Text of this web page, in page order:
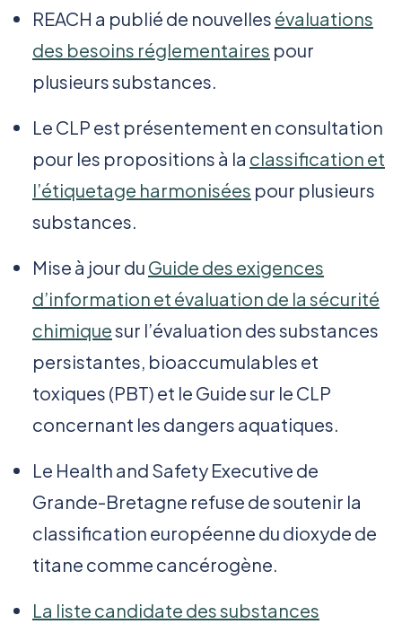
REACH a publié de nouvelles évaluations
des besoins réglementaires pour
plusieurs substances.
Le CLP est présentement en consultation
pour les propositions à la classification et
l’étiquetage harmonisées pour plusieurs
substances.
Mise à jour du Guide des exigences
d’information et évaluation de la sécurité
chimiquesur l’évaluation des substances
persistantes, bioaccumulables et
toxiques (PBT) et le Guide sur le CLP
concernant les dangers aquatiques.
Le Health and Safety Executive de
Grande-Bretagne refuse de soutenir la
classification européenne du dioxyde de
titane comme cancérogène.
La liste candidate des substances